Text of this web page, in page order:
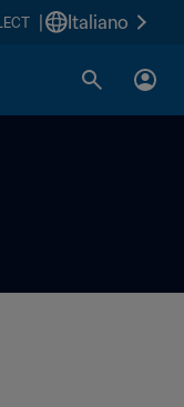
Italiano